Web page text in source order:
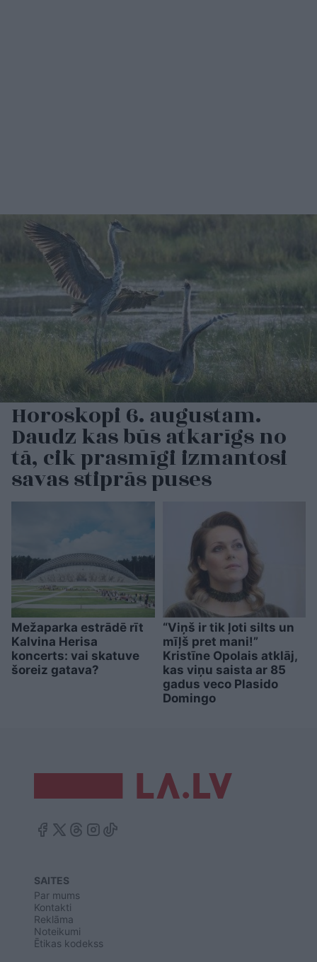
Horoskopi 6. augustam.
Daudz kas būs atkarīgs no
tā, cik prasmīgi izmantosi
savas stiprās puses
Mežaparka estrādē rīt
Kalvina Herisa
koncerts: vai skatuve
šoreiz gatava?
“Viņš ir tik ļoti silts un
mīļš pret mani!”
Kristīne Opolais atklāj,
kas viņu saista ar 85
gadus veco Plasido
Domingo
SAITES
Par mums
Kontakti
Reklāma
Noteikumi
Ētikas kodekss